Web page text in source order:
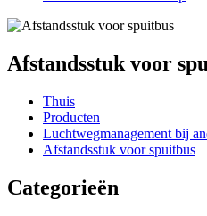
Afstandsstuk voor
Thuis
Producten
Luchtwegmanagement bij
Afstandsstuk voor spuitbus
Categorieën